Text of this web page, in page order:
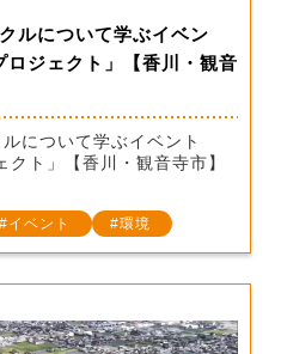
ルについて学ぶイベン
ジェクト」【香川・観音
ルについて学ぶイベント
クト」【香川・観音寺市】
イベント 環境